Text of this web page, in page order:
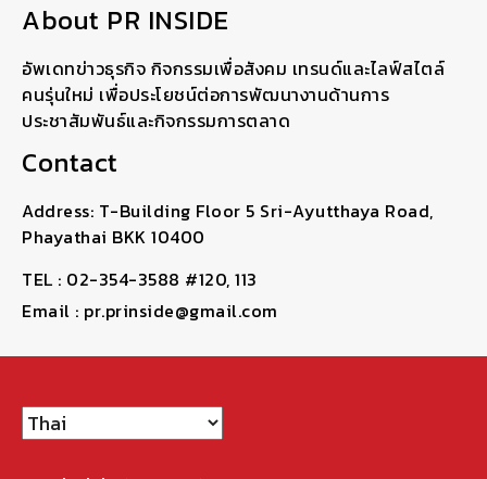
About PR INSIDE
อัพเดทข่าวธุรกิจ กิจกรรมเพื่อสังคม เทรนด์และไลฟ์สไตล์
คนรุ่นใหม่ เพื่อประโยชน์ต่อการพัฒนางานด้านการ
ประชาสัมพันธ์และกิจกรรมการตลาด
Contact
Address: T-Building Floor 5 Sri-Ayutthaya Road,
Phayathai BKK 10400
TEL : 02-354-3588 #120, 113
Email : pr.prinside@gmail.com